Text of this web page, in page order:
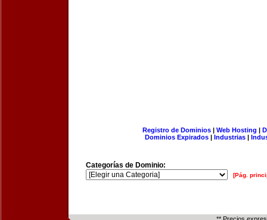
Registro de Dominios| Web Hosting |
Dominios Expirados | Industrias |
Categorías de Dominio:
[Pág.